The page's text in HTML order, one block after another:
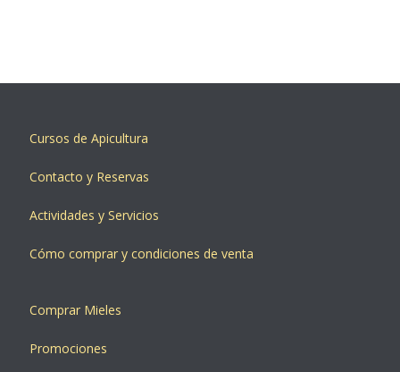
Cursos de Apicultura
Contacto y Reservas
Actividades y Servicios
Cómo comprar y condiciones de venta
Comprar Mieles
Promociones